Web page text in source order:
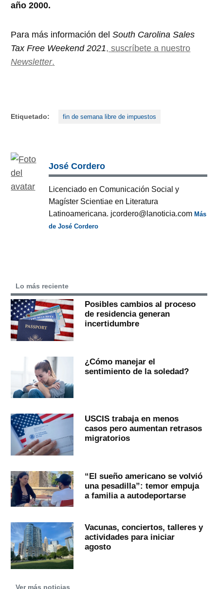
año 2000.
Para más información delSouth Carolina Sales
Tax Free Weekend 2021, suscríbete a nuestro
Newsletter.
Etiquetado: fin de semana libre de impuestos
José Cordero
Licenciado en Comunicación Social y
Magíster Scientiae en Literatura
Latinoamericana. jcordero@lanoticia.comMás
de José Cordero
Lo más reciente
Posibles cambios al proceso
de residencia generan
incertidumbre
¿Cómo manejar el
sentimiento de la soledad?
USCIS trabaja en menos
casos pero aumentan retrasos
migratorios
“El sueño americano se volvió
una pesadilla”: temor empuja
a familia a autodeportarse
Vacunas, conciertos, talleres y
actividades para iniciar
agosto
Ver más noticias